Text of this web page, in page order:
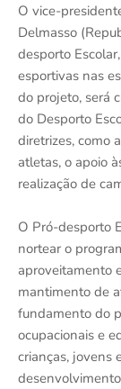
O vice-
Delmasso
desporto
esportivas nas
do projeto, será
do Desporto
diretrizes, como
atletas, o apoio
realização de
O Pró-desporto
nortear o
aproveitamento
mantimento de
fundamento do
ocupacionais e
crianças, jovens